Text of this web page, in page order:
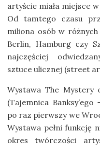
artyście miała miejsce
Od tamtego czasu
miliona osób w
Berlin, Hamburg czy
najczęściej
sztuce ulicznej (street
Wystawa The Mystery
(Tajemnica
po raz pierwszy we
Wystawa pełni funkcję
okres twórczości